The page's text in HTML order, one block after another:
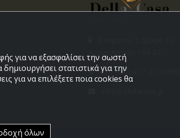
Αργυρούπολη 164 52
210 9960427-210
για να εξασφαλίσει την σωστή
στατιστικά για την
για να επιλέξετε ποια cookies θα
όλων